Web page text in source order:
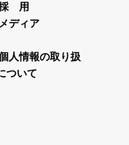
用
メディア
人情報の取り扱
ついて